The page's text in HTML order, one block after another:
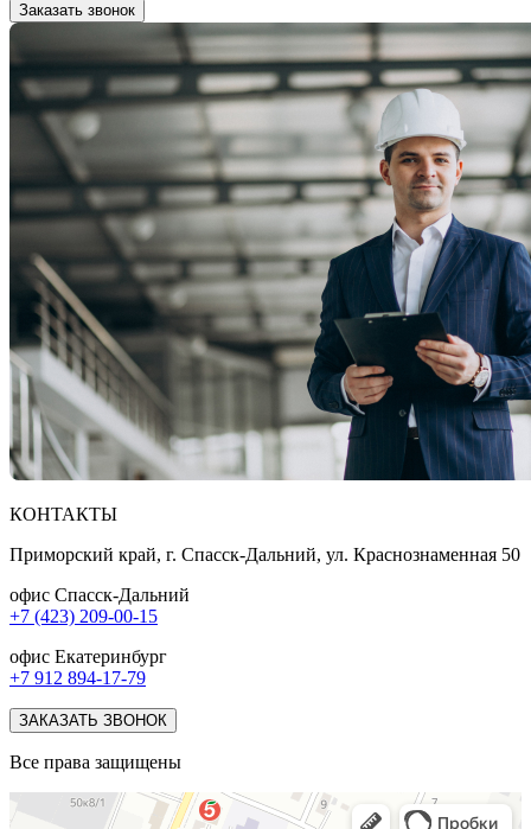
Заказать звонок
КОНТАКТЫ
Приморский край, г. Спасск-Дальний, ул. Краснознаменная 50
офис Спасск-Дальний
+7 (423) 209-00-15
офис Екатеринбург
+7 912 894-17-79
ЗАКАЗАТЬ ЗВОНОК
Все права защищены